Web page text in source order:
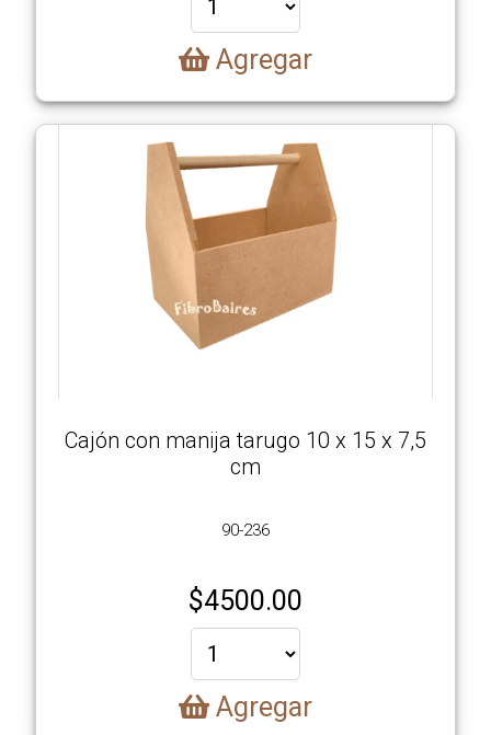
Agregar
Cajón con manija tarugo 10 x 15 x 7,5
cm
90-236
$4500.00
Agregar